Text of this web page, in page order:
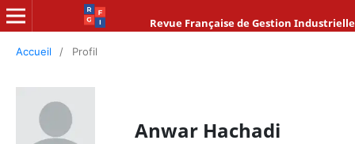
Revue Française de Gestion Industrielle
Accueil / Profil
Anwar Hachadi